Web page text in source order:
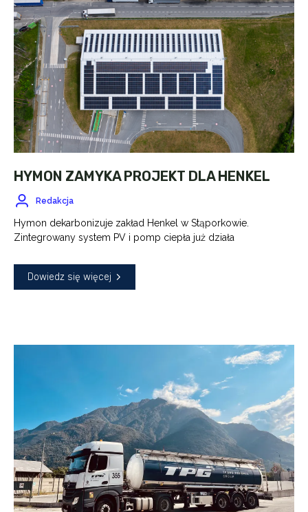
HYMON ZAMYKA PROJEKT DLA HENKEL
Redakcja
Hymon dekarbonizuje zakład Henkel w Stąporkowie.
Zintegrowany system PV i pomp ciepła już działa
Dowiedz się więcej